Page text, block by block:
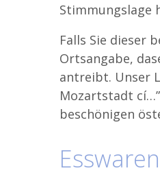
Stimmungslage
Falls Sie dieser
Ortsangabe,
antreibt. Unser
Mozartstadt
beschönigen